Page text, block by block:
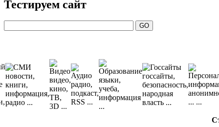
Тестируем сайт